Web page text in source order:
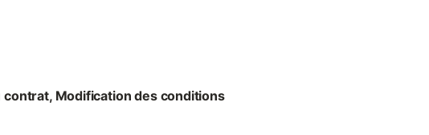
contrat, Modification des conditions